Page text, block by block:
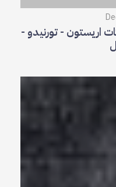
اريستون - تورنيدو -